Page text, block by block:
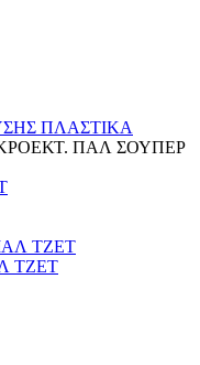
ΠΛΑΣΤΙΚΑ
ΠΑΛ ΣΟΥΠΕΡ
ΤΖΕΤ